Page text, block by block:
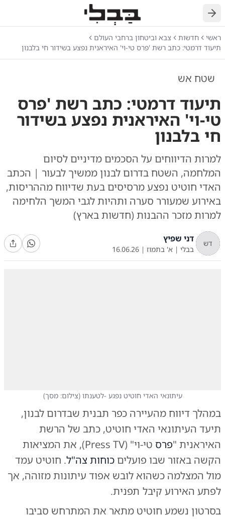
חזרה
ראשי חדשות
צבא וביטחון ברחבי העולם
תיעוד דרמטי: כתב רשת 'פרס טי-וי' האיראנית נפצע בשידור חי בלבנון
שטח אש
תיעוד דרמטי: כתב רשת 'פרס
טי-וי' האיראנית נפצע בשידור
חי בלבנון
למרות הדיווחים על הסכמים מדיניים לסיום
המלחמה, השטח בדרום לבנון ממשיך לבעור | הכתב
האדי חוטיט נפצע מרסיסים בעת שדיווח מההריסות,
באירוע שמעורר סערה ותהיות לגבי המשך הלחימה
למרות מזכר ההבנות (חדשות בארץ)
דש דני שפיץ
בבלי | א' בתמוז |
16.06.26
עיתונאי האדי חוטיט נפגע -לטענתו (צילום: מסך)
במהלך דיווח מהעיירה כפר תבנית שבדרום לבנון,
תיעד העיתונאי האדי חוטיט, כתב של הרשת
האיראנית "פרס
טי-וי" (Press TV), את המציאות
הקשה באזור שבו פועלים כוחות צה"ל. חוטיט עמד
מול המצלמה כשהוא לובש אפוד עיתונות מזוהה, אך
לפתע האירוע קיבל תפנית.
בסרטון נשמע חוטיט מתאר את המתרחש סביבו